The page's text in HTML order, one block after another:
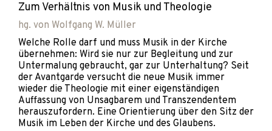
Zum Verhältnis von Musik und Theologie
hg. von Wolfgang W. Müller
Welche Rolle darf und muss Musik in der Kirche
übernehmen: Wird sie nur zur Begleitung und zur
Untermalung gebraucht, gar zur Unterhaltung? Seit
der Avantgarde versucht die neue Musik immer
wieder die Theologie mit einer eigenständigen
Auffassung von Unsagbarem und Transzendentem
herauszufordern. Eine Orientierung über den Sitz der
Musik im Leben der Kirche und des Glaubens.